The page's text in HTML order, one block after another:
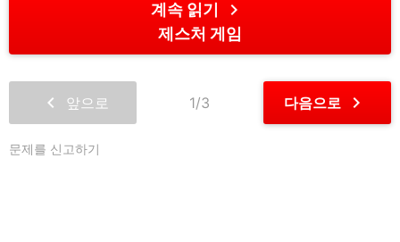
계속 읽기 chevron_right
제스처 게임
chevron_left 앞으로 1/3 다음으로 chevron_right
문제를 신고하기